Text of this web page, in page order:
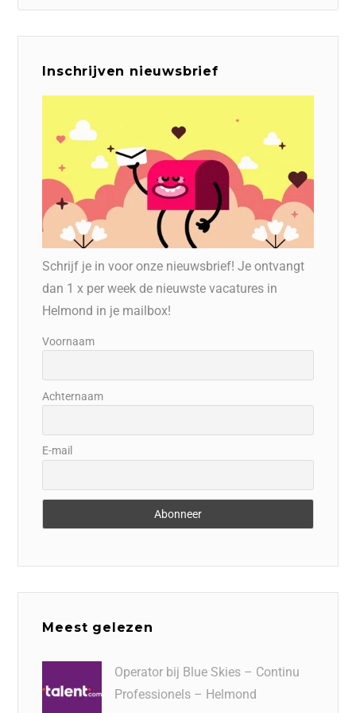
Inschrijven nieuwsbrief
Schrijf je in voor onze nieuwsbrief! Je ontvangt
dan 1 x per week de nieuwste vacatures in
Helmond in je mailbox!
Voornaam
Achternaam
E-mail
Meest gelezen
Operator bij Blue Skies – Continu
Professionels – Helmond